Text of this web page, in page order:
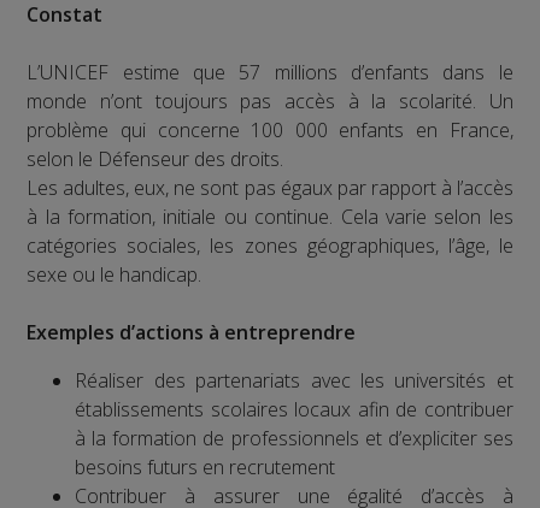
Constat
L’UNICEF estime que 57 millions d’enfants dans le
monde n’ont toujours pas accès à la scolarité. Un
problème qui concerne 100 000 enfants en France,
selon le Défenseur des droits.
Les adultes, eux, ne sont pas égaux par rapport à l’accès
à la formation, initiale ou continue. Cela varie selon les
catégories sociales, les zones géographiques, l’âge, le
sexe ou le handicap.
Exemples d’actions à entreprendre
Réaliser des partenariats avec les universités et
établissements scolaires locaux afin de contribuer
à la formation de professionnels et d’expliciter ses
besoins futurs en recrutement
Contribuer à assurer une égalité d’accès à